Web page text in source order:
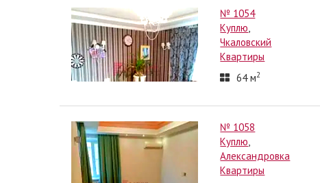
№ 1054
Куплю,
Чкаловский
Квартиры
64 м2
№ 1058
Куплю,
Александровка
Квартиры